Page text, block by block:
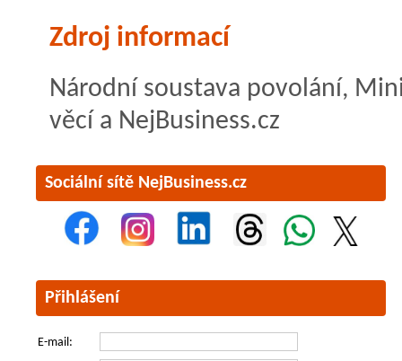
Zdroj informací
Národní soustava povolání,
věcí a NejBusiness.cz
Sociální sítě NejBusiness.cz
Přihlášení
E-mail: